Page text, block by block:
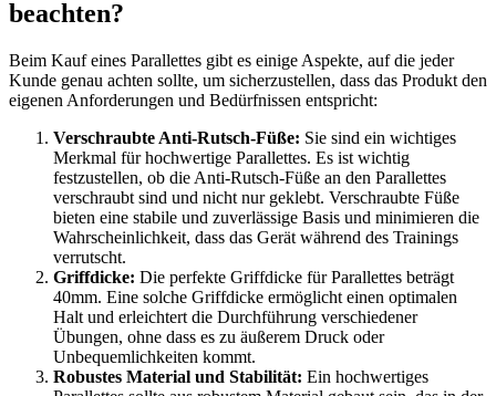
beachten?
Beim Kauf eines Parallettes gibt es einige Aspekte, auf die jeder
Kunde genau achten sollte, um sicherzustellen, dass das Produkt den
eigenen Anforderungen und Bedürfnissen entspricht:
Verschraubte Anti-Rutsch-Füße: Sie sind ein wichtiges
Merkmal für hochwertige Parallettes. Es ist wichtig
festzustellen, ob die Anti-Rutsch-Füße an den Parallettes
verschraubt sind und nicht nur geklebt. Verschraubte Füße
bieten eine stabile und zuverlässige Basis und minimieren die
Wahrscheinlichkeit, dass das Gerät während des Trainings
verrutscht.
Griffdicke: Die perfekte Griffdicke für Parallettes beträgt
40mm. Eine solche Griffdicke ermöglicht einen optimalen
Halt und erleichtert die Durchführung verschiedener
Übungen, ohne dass es zu äußerem Druck oder
Unbequemlichkeiten kommt.
Robustes Material und Stabilität: Ein hochwertiges